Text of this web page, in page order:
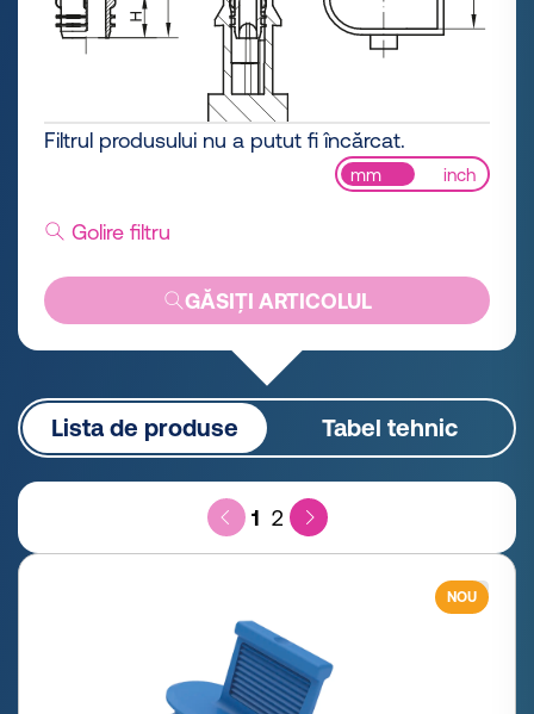
Filtrul produsului nu a putut fi încărcat.
mm inch
Golire filtru
GĂSIȚI ARTICOLUL
Lista de produse Tabel tehnic
1 2
NOU